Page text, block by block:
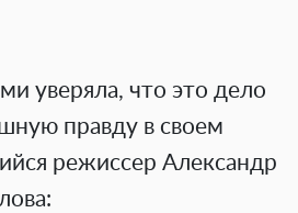
уверяла, что это дело
правду в своем
режиссер Александр